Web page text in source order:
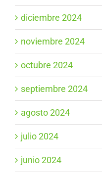
diciembre 2024
noviembre 2024
octubre 2024
septiembre 2024
agosto 2024
julio 2024
junio 2024